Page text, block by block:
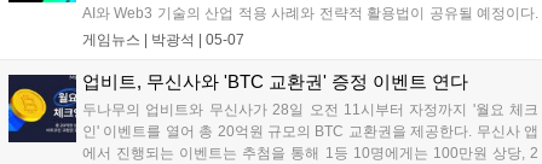
AI와 Web3 기술의 산업 적용 사례와 전략적 활용법이 공유될 예정이다.
특히 Web3 트랙에서는 AI가 Web3를 진화시키는 글로벌 사례를 소개한
다....
게임뉴스 | 박광석 05-07
업비트, 무신사와 'BTC 교환권' 증정 이벤트 연다
두나무의 업비트와 무신사가 28일 오전 11시부터 자정까지 '월요 체크
인' 이벤트를 열어 총 20억원 규모의 BTC 교환권을 제공한다. 무신사 앱
에서 진행되는 이벤트는 추첨을 통해 1등 10명에게는 100만원 상당, 2